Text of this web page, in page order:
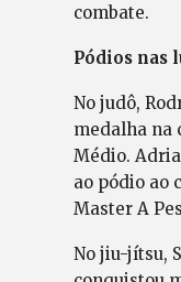
combate.
Pódios nas
No judô,
medalha na
Médio.
ao pódio ao
Master A
No jiu-jítsu,